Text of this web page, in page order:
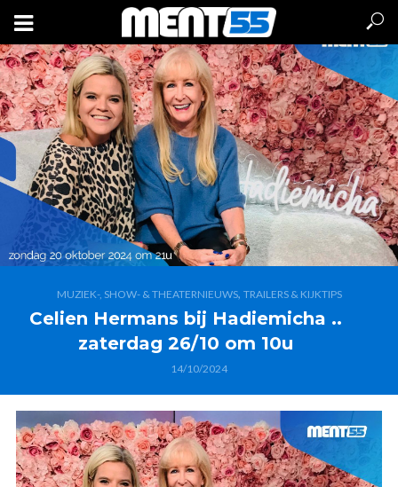
MUZIEK-, SHOW- & THEATERNIEUWS, TRAILERS & KIJKTIPS
Celien Hermans bij Hadiemicha ..
zaterdag 26/10 om 10u
14/10/2024